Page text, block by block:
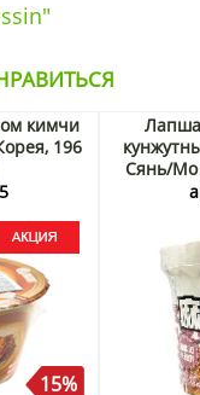
кимчи
196
15%
Сянь/Mo